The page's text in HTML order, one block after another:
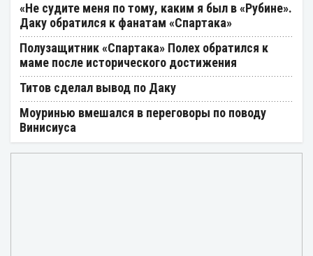
«Не судите меня по тому, каким я был в «Рубине».
Даку обратился к фанатам «Спартака»
Полузащитник «Спартака» Полех обратился к
маме после исторического достижения
Титов сделал вывод по Даку
Моуринью вмешался в переговоры по поводу
Винисиуса